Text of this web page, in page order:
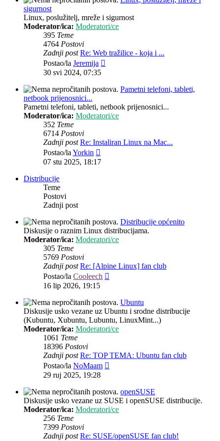
sigurnost
Linux, poslužitelj, mreže i sigurnost
Moderator/ica: Moderatori/ce
395 Teme
4764 Postovi
Zadnji post Re: Web tražilice - koja i ...
Postao/la Jeremija
30 svi 2024, 07:35
Pametni telefoni, tableti,
netbook prijenosnici...
Pametni telefoni, tableti, netbook prijenosnici...
Moderator/ica: Moderatori/ce
352 Teme
6714 Postovi
Zadnji post Re: Instaliran Linux na Mac...
Postao/laYorkin
post
07 stu 2025, 18:17
Distribucije
Teme
Postovi
Zadnji post
Distribucije općenito
Diskusije o raznim Linux distribucijama.
Moderator/ica: Moderatori/ce
305 Teme
5769 Postovi
Zadnji post Re: [Alpine Linux] fan club
Postao/la Cooleech
16 lip 2026, 19:15
Ubuntu
Diskusije usko vezane uz Ubuntu i srodne distribucije
(Kubuntu, Xubuntu, Lubuntu, LinuxMint...)
Moderator/ica: Moderatori/ce
1061 Teme
18396 Postovi
Zadnji post Re: TOP TEMA: Ubuntu fan club
Postao/la NoMaam
29 ruj 2025, 19:28
openSUSE
Diskusije usko vezane uz SUSE i openSUSE distribucije.
Moderator/ica: Moderatori/ce
256 Teme
7399 Postovi
Zadnji post Re: SUSE/openSUSE fan club!